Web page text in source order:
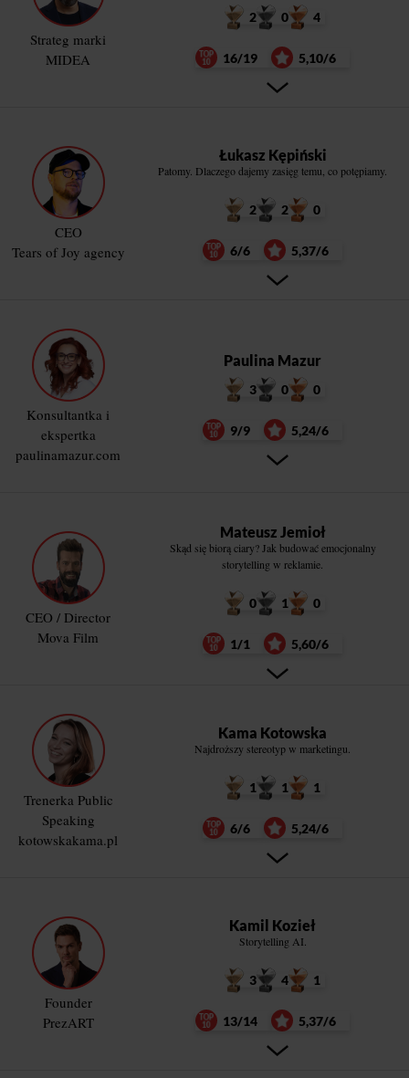
Strateg marki
MIDEA
2 0 4
16/19 5,10/6
CEO
Tears of Joy agency
Łukasz Kępiński
Patomy. Dlaczego dajemy zasięg temu, co potępiamy.
2 2 0
6/6 5,37/6
Konsultantka i
ekspertka
paulinamazur.com
Paulina Mazur
3 0 0
9/9 5,24/6
CEO / Director
Mova Film
Mateusz Jemioł
Skąd się biorą ciary? Jak budować emocjonalny
storytelling w reklamie.
0 1 0
1/1 5,60/6
Trenerka Public
Speaking
kotowskakama.pl
Kama Kotowska
Najdroższy stereotyp w marketingu.
1 1 1
6/6 5,24/6
Founder
PrezART
Kamil Kozieł
Storytelling AI.
3 4 1
13/14 5,37/6